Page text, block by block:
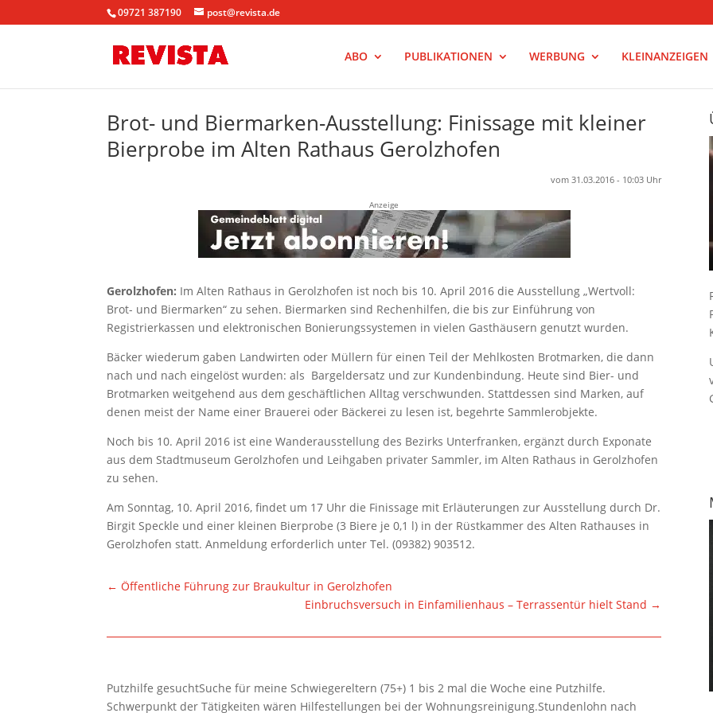
09721 387190 post@revista.de
ABO PUBLIKATIONEN WERBUNG KLEINANZEIGEN
Brot- und Biermarken-Ausstellung: Finissage mit kleiner
Bierprobe im Alten Rathaus Gerolzhofen
vom 31.03.2016 - 10:03 Uhr
Anzeige
Gerolzhofen: Im Alten Rathaus in Gerolzhofen ist noch bis 10. April 2016 die Ausstellung „Wertvoll:
Brot- und Biermarken“ zu sehen. Biermarken sind Rechenhilfen, die bis zur Einführung von
Registrierkassen und elektronischen Bonierungssystemen in vielen Gasthäusern genutzt wurden.
Bäcker wiederum gaben Landwirten oder Müllern für einen Teil der Mehlkosten Brotmarken, die dann
nach und nach eingelöst wurden: als Bargeldersatz und zur Kundenbindung. Heute sind Bier- und
Brotmarken weitgehend aus dem geschäftlichen Alltag verschwunden. Stattdessen sind Marken, auf
denen meist der Name einer Brauerei oder Bäckerei zu lesen ist, begehrte Sammlerobjekte.
Noch bis 10. April 2016 ist eine Wanderausstellung des Bezirks Unterfranken, ergänzt durch Exponate
aus dem Stadtmuseum Gerolzhofen und Leihgaben privater Sammler, im Alten Rathaus in Gerolzhofen
zu sehen.
Am Sonntag, 10. April 2016, findet um 17 Uhr die Finissage mit Erläuterungen zur Ausstellung durch Dr.
Birgit Speckle und einer kleinen Bierprobe (3 Biere je 0,1 l) in der Rüstkammer des Alten Rathauses in
Gerolzhofen statt. Anmeldung erforderlich unter Tel. (09382) 903512.
←Öffentliche Führung zur Braukultur in Gerolzhofen
Einbruchsversuch in Einfamilienhaus – Terrassentür hielt Stand →
Putzhilfe gesuchtSuche für meine Schwiegereltern (75+) 1 bis 2 mal die Woche eine Putzhilfe.
Schwerpunkt der Tätigkeiten wären Hilfestellungen bei der Wohnungsreinigung.Stundenlohn nach